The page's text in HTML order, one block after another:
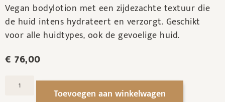
Vegan bodylotion met een zijdezachte textuur die
de huid intens hydrateert en verzorgt. Geschikt
voor alle huidtypes, ook de gevoelige huid.
€ 76,00
Toevoegen aan winkelwagen